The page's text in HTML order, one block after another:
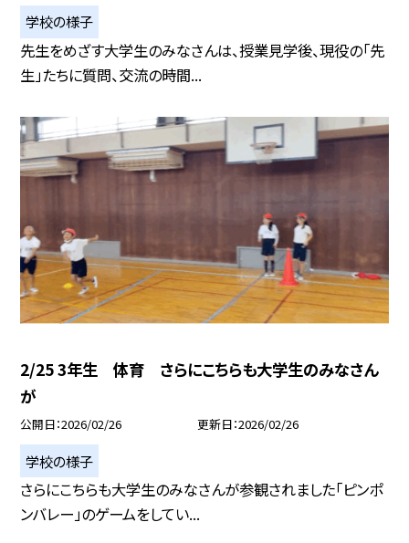
学校の様子
先生をめざす大学生のみなさんは、授業見学後、現役の「先
生」たちに質問、交流の時間...
2/25 3年生 体育 さらにこちらも大学生のみなさん
が
公開日 2026/02/26 更新日 2026/02/26
学校の様子
さらにこちらも大学生のみなさんが参観されました「ピンポ
ンバレー」のゲームをしてい...